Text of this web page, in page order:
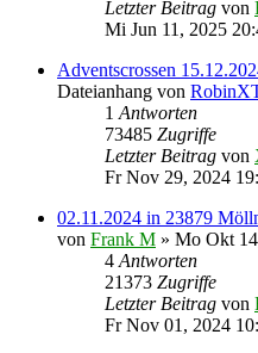
Letzter Beitrag von
Mi Jun 11, 2025
Adventscrossen
Dateianhang von
1 Antworten
73485 Zugriffe
Letzter Beitrag von
Fr Nov 29, 2024
02.11.2024 in 23879
von Frank M » Mo Okt
4 Antworten
21373 Zugriffe
Letzter Beitrag von
Fr Nov 01, 2024